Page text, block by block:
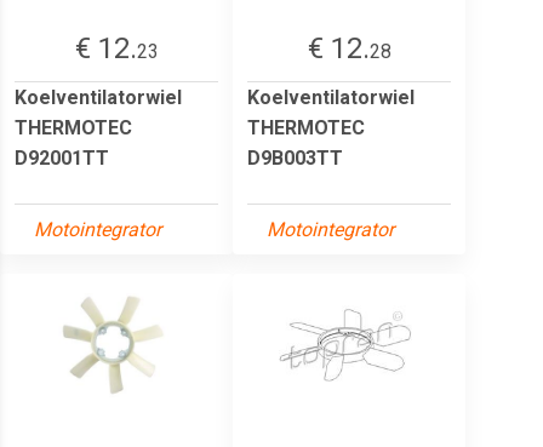
€ 12.23
Koelventilatorwiel
THERMOTEC
D92001TT
Motointegrator
€ 12.28
Koelventilatorwiel
THERMOTEC
D9B003TT
Motointegrator